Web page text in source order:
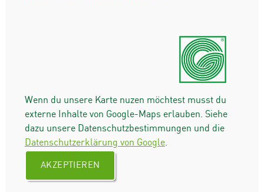
Wenn du unsere Karte nuzen möchtest musst du
externe Inhalte von Google-Maps erlauben. Siehe
dazu unsere Datenschutzbestimmungen und die
Datenschutzerklärung von Google.
AKZEPTIEREN